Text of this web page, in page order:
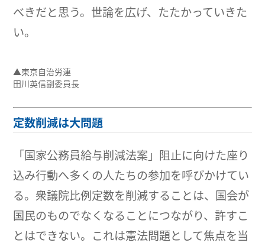
べきだと思う。世論を広げ、たたかっていきた
い。
▲東京自治労連
田川英信副委員長
定数削減は大問題
「国家公務員給与削減法案」阻止に向けた座り
込み行動へ多くの人たちの参加を呼びかけてい
る。衆議院比例定数を削減することは、国会が
国民のものでなくなることにつながり、許すこ
とはできない。これは憲法問題として焦点を当